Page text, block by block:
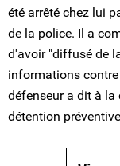
été arrêté chez lui
de la police. Il a
d'avoir "diffusé de
informations
défenseur a dit à la
détention